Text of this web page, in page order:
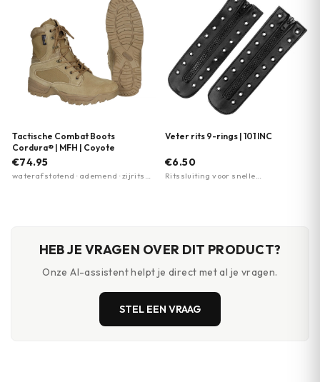
Tactische Combat Boots
Cordura® | MFH | Coyote
€74.95
waterafstotend · ademend · zijrits
Veter rits 9-rings | 101 INC
€6.50
Ritssluiting voor snelle
HEB JE VRAGEN OVER DIT PRODUCT?
Onze AI-assistent helpt je direct met al je vragen.
STEL EEN VRAAG